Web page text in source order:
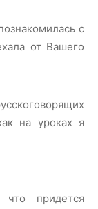
с
от Вашего
на уроках я
придется